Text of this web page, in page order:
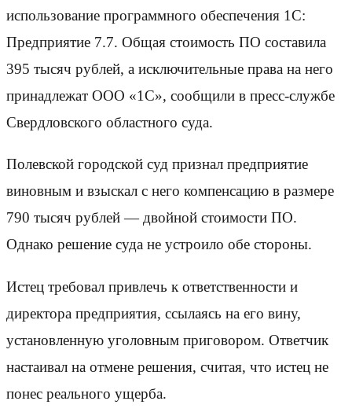
использование программного обеспечения 1С:
Предприятие 7.7. Общая стоимость ПО составила
395 тысяч рублей, а исключительные права на него
принадлежат ООО «1С», сообщили в пресс-службе
Свердловского областного суда.
Полевской городской суд признал предприятие
виновным и взыскал с него компенсацию в размере
790 тысяч рублей — двойной стоимости ПО.
Однако решение суда не устроило обе стороны.
Истец требовал привлечь к ответственности и
директора предприятия, ссылаясь на его вину,
установленную уголовным приговором. Ответчик
настаивал на отмене решения, считая, что истец не
понес реального ущерба.